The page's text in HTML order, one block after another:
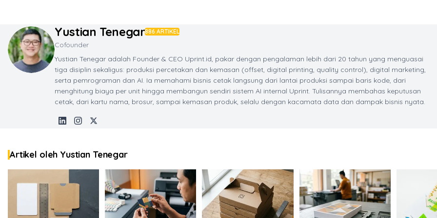
Yustian Tenegar886 ARTIKEL
Cofounder
Yustian Tenegar adalah Founder & CEO Uprint.id, pakar dengan pengalaman lebih dari 20 tahun yang menguasai
tiga disiplin sekaligus: produksi percetakan dan kemasan (offset, digital printing, quality control), digital marketing,
serta pemrograman dan AI. Ia memahami bisnis cetak langsung dari lantai produksi sampai baris kode, dari
menghitung biaya per unit hingga membangun sendiri sistem AI internal Uprint. Tulisannya membahas keputusan
cetak, dari kartu nama, brosur, sampai kemasan produk, selalu dengan kacamata data dan dampak bisnis nyata.
Artikel oleh Yustian Tenegar